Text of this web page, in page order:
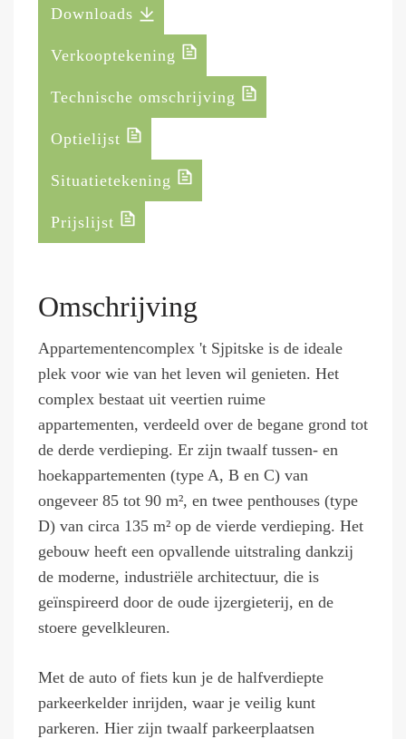
Downloads
Verkooptekening
Technische omschrijving
Optielijst
Situatietekening
Prijslijst
Omschrijving
Appartementencomplex 't Sjpitske is de ideale
plek voor wie van het leven wil genieten. Het
complex bestaat uit veertien ruime
appartementen, verdeeld over de begane grond tot
de derde verdieping. Er zijn twaalf tussen- en
hoekappartementen (type A, B en C) van
ongeveer 85 tot 90 m², en twee penthouses (type
D) van circa 135 m² op de vierde verdieping. Het
gebouw heeft een opvallende uitstraling dankzij
de moderne, industriële architectuur, die is
geïnspireerd door de oude ijzergieterij, en de
stoere gevelkleuren.
Met de auto of fiets kun je de halfverdiepte
parkeerkelder inrijden, waar je veilig kunt
parkeren. Hier zijn twaalf parkeerplaatsen